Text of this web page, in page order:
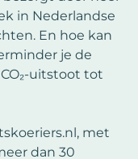
in Nederlandse
En hoe kan
je de
uitstoot tot
met
dan 30